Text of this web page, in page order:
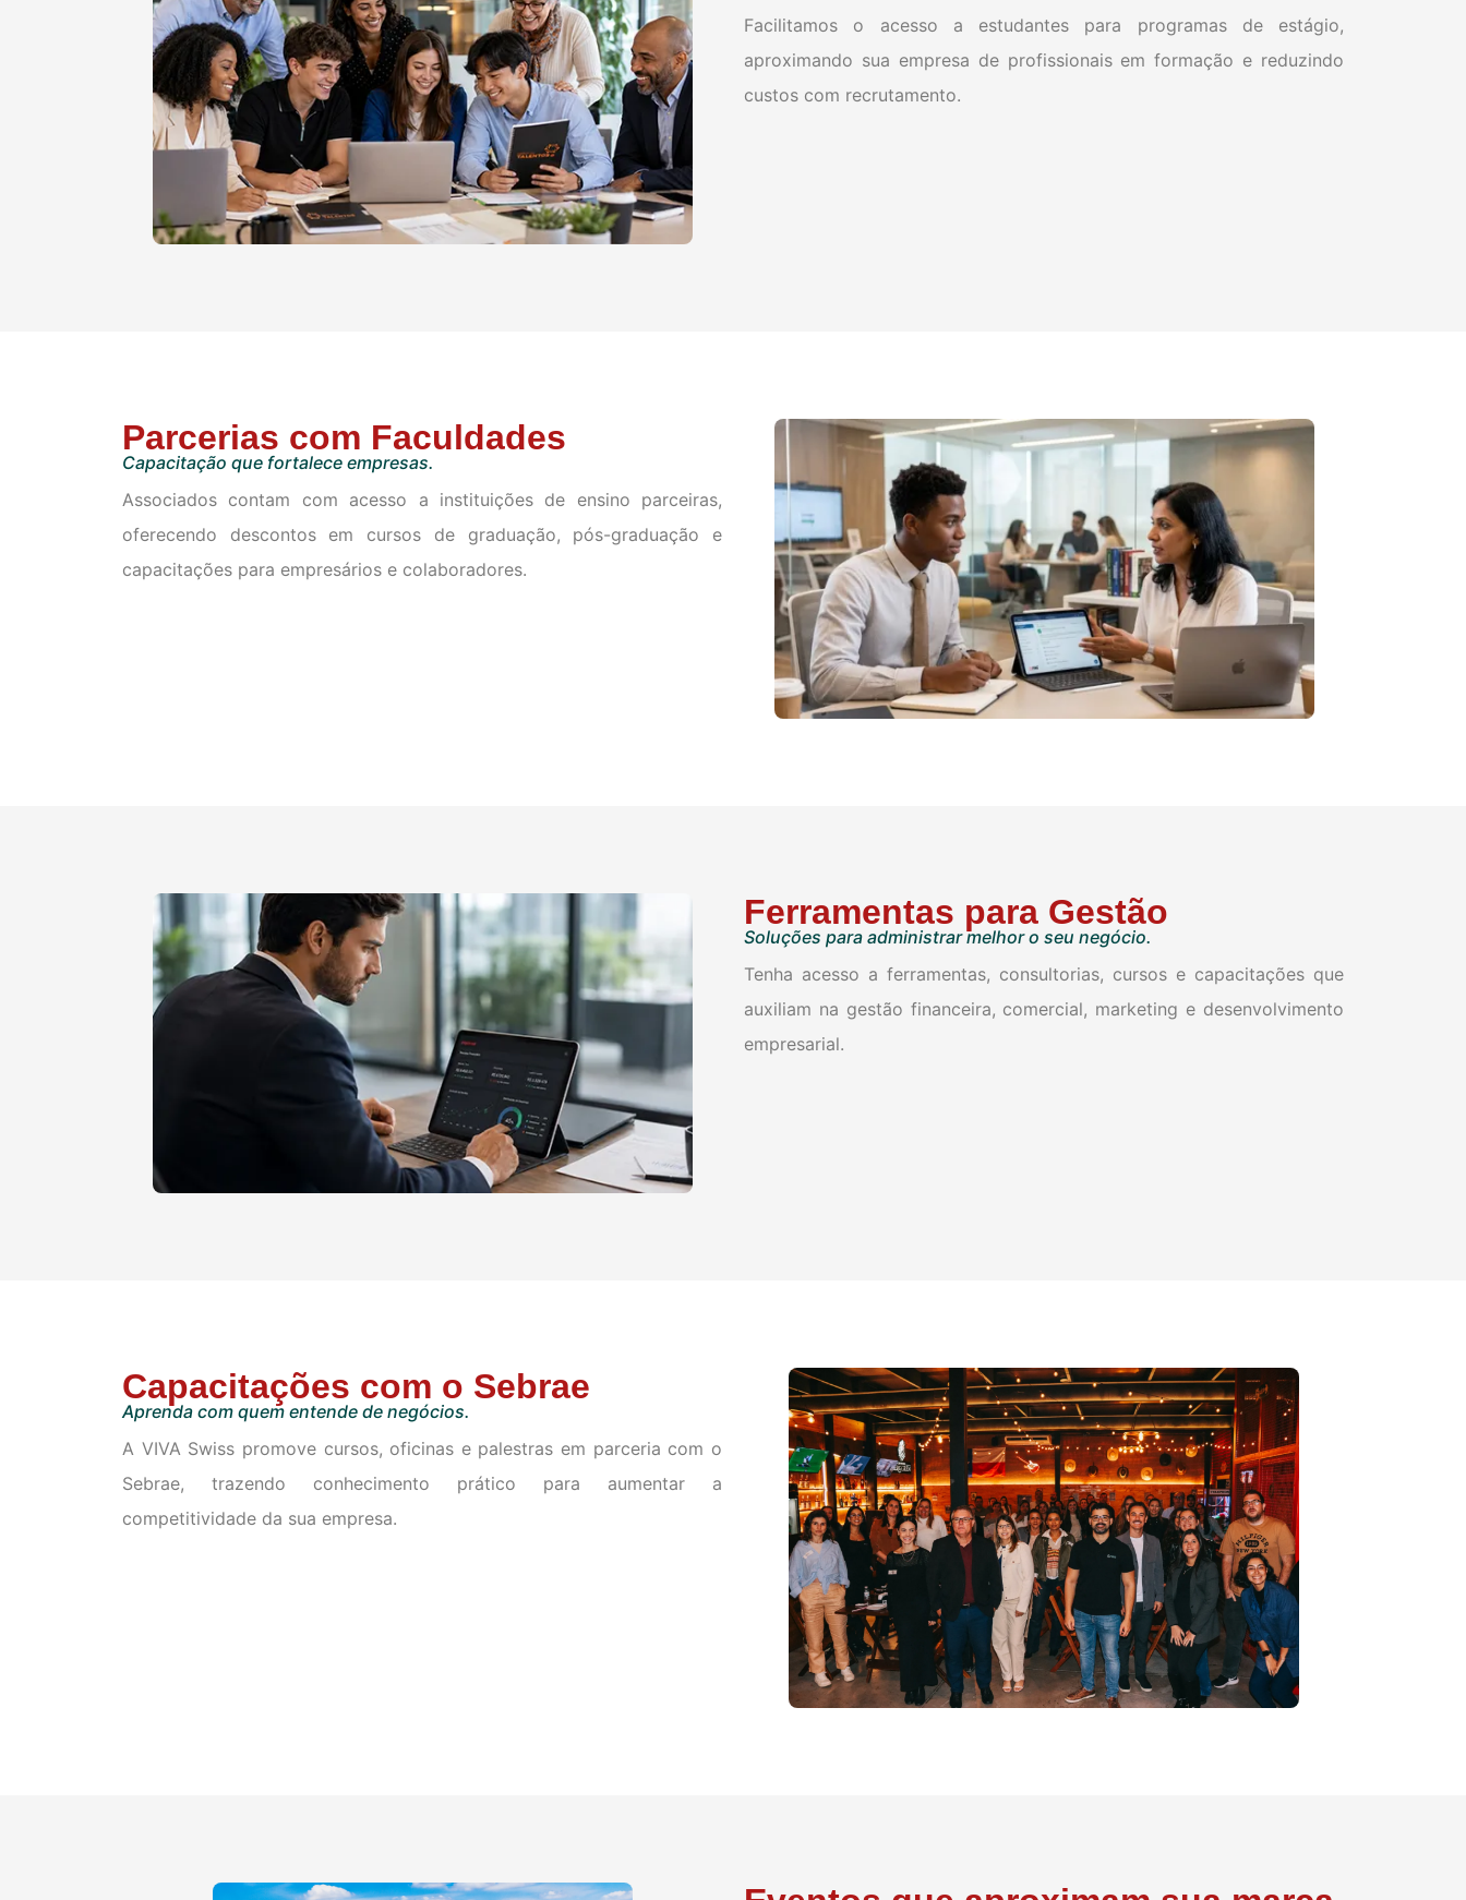
Facilitamos o acesso a estudantes para programas de estágio,
aproximando sua empresa de profissionais em formação e reduzindo
custos com recrutamento.
Parcerias com Faculdades
Capacitação que fortalece empresas.
Associados contam com acesso a instituições de ensino parceiras,
oferecendo descontos em cursos de graduação, pós-graduação e
capacitações para empresários e colaboradores.
Ferramentas para Gestão
Soluções para administrar melhor o seu negócio.
Tenha acesso a ferramentas, consultorias, cursos e capacitações que
auxiliam na gestão financeira, comercial, marketing e desenvolvimento
empresarial.
Capacitações com o Sebrae
Aprenda com quem entende de negócios.
A VIVA Swiss promove cursos, oficinas e palestras em parceria com o
Sebrae, trazendo conhecimento prático para aumentar a
competitividade da sua empresa.